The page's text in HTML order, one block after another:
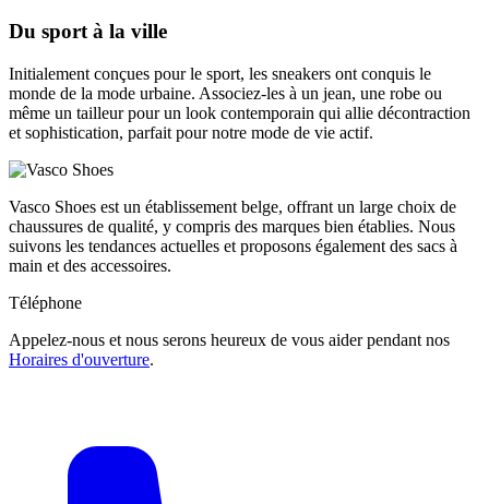
Du sport à la ville
Initialement conçues pour le sport, les sneakers ont conquis le
monde de la mode urbaine. Associez-les à un jean, une robe ou
même un tailleur pour un look contemporain qui allie décontraction
et sophistication, parfait pour notre mode de vie actif.
Vasco Shoes est un établissement belge, offrant un large choix de
chaussures de qualité, y compris des marques bien établies. Nous
suivons les tendances actuelles et proposons également des sacs à
main et des accessoires.
Téléphone
Appelez-nous et nous serons heureux de vous aider pendant nos
Horaires d'ouverture.